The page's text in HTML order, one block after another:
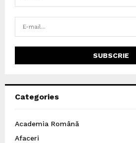
Categories
Academia Română
Afaceri